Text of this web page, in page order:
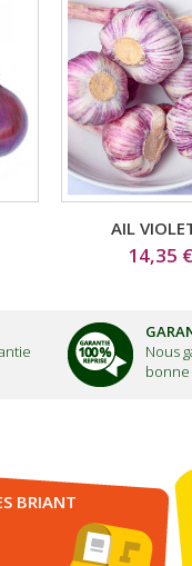
AIL
14,35 €
Nous
BRIANT